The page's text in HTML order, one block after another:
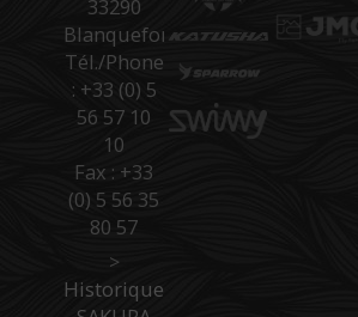
33290
Blanquefort
Tél./Phone
: +33 (0) 5
56 57 10
10
Fax : +33
(0) 5 56 35
80 57
>
Historique